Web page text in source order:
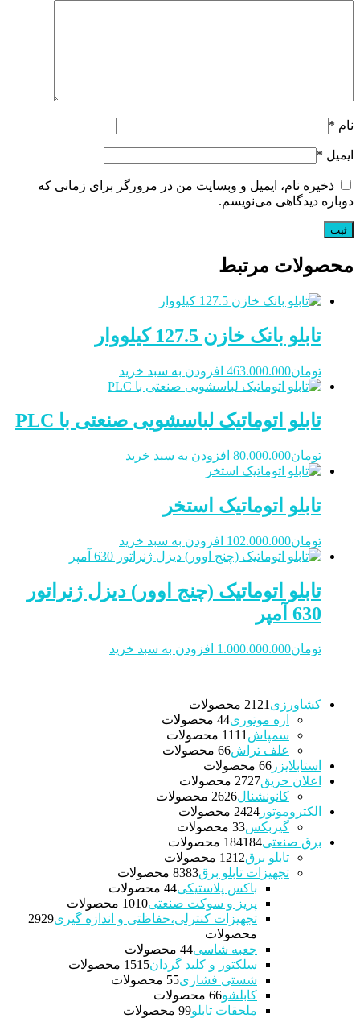
نام *
ایمیل *
ذخیره نام، ایمیل و وبسایت من در مرورگر برای زمانی که
دوباره دیدگاهی می‌نویسم.
محصولات مرتبط
تابلو بانک خازن 127.5 کیلووار
تومان463.000.000 افزودن به سبد خرید
تابلو اتوماتیک لباسشویی صنعتی با PLC
تومان80.000.000 افزودن به سبد خرید
تابلو اتوماتیک استخر
تومان102.000.000 افزودن به سبد خرید
تابلو اتوماتیک (چنج اوور) دیزل ژنراتور
630 آمپر
تومان1.000.000.000 افزودن به سبد خرید
کشاورزی 21 21 محصولات
اره موتوری 44 محصولات
سمپاش
11 11 محصولات
علف تراش 66 محصولات
استابلایزر
66 محصولات
اعلان حریق
2727 محصولات
کانونشنال
2626 محصولات
الکتروموتور
2424 محصولات
گیربکس 33 محصولات
برق صنعتی
184184 محصولات
تابلو برق
1212 محصولات
تجهیزات تابلو برق
8383 محصولات
باکس پلاستیکی 44 محصولات
پریز و سوکت صنعتی
1010 محصولات
تجهیزات کنترلی،حفاظتی و اندازه گیری
2929
محصولات
جعبه شاسی 44 محصولات
سلکتور و کلید گردان
1515 محصولات
شستی فشاری 55 محصولات
کابلشو 66 محصولات
ملحقات تابلو 99 محصولات